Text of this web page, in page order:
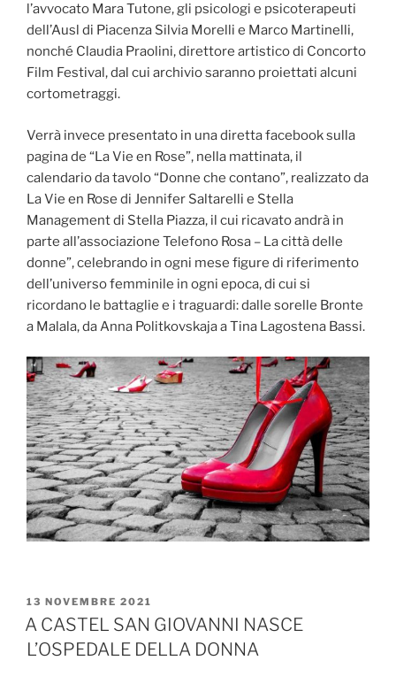
l’avvocato Mara Tutone, gli psicologi e psicoterapeuti
dell’Ausl di Piacenza Silvia Morelli e Marco Martinelli,
nonché Claudia Praolini, direttore artistico di Concorto
Film Festival, dal cui archivio saranno proiettati alcuni
cortometraggi.
Verrà invece presentato in una diretta facebook sulla
pagina de “La Vie en Rose”, nella mattinata, il
calendario da tavolo “Donne che contano”, realizzato da
La Vie en Rose di Jennifer Saltarelli e Stella
Management di Stella Piazza, il cui ricavato andrà in
parte all’associazione Telefono Rosa – La città delle
donne”, celebrando in ogni mese figure di riferimento
dell’universo femminile in ogni epoca, di cui si
ricordano le battaglie e i traguardi: dalle sorelle Bronte
a Malala, da Anna Politkovskaja a Tina Lagostena Bassi.
PUBBLICATO
IL
13 NOVEMBRE 2021
A CASTEL SAN GIOVANNI NASCE
L’OSPEDALE DELLA DONNA